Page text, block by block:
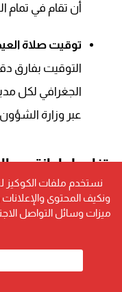
أن تقام في تمام
توقيت صلاة
التوقيت بفارق
الجغرافي لكل
عبر وزارة
والحكومي
تمنح المملكة إجازة
نستخدم ملفات الكوكيز
ونكيف المحتوى والإعلانات
ميزات وسائل التواصل